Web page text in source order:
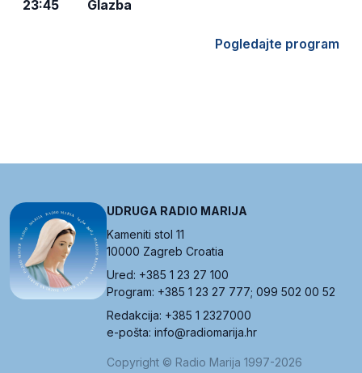
23:45 Glazba
Pogledajte program
UDRUGA RADIO MARIJA
Kameniti stol 11
10000 Zagreb Croatia
Ured: +385 1 23 27 100
Program: +385 1 23 27 777; 099 502 00 52
Redakcija: +385 1 2327000
e-pošta: info@radiomarija.hr
Copyright © Radio Marija 1997-2026